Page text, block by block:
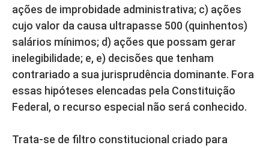
ações de improbidade administrativa; c) ações
cujo valor da causa ultrapasse 500 (quinhentos)
salários mínimos; d) ações que possam gerar
inelegibilidade; e, e) decisões que tenham
contrariado a sua jurisprudência dominante. Fora
essas hipóteses elencadas pela Constituição
Federal, o recurso especial não será conhecido.
Trata-se de filtro constitucional criado para